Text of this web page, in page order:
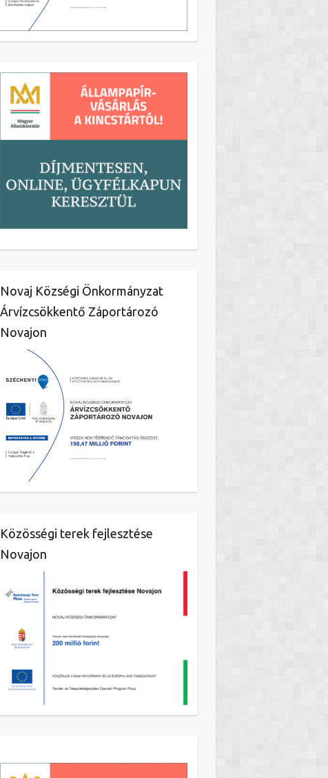
Novaj Községi Önkormányzat
Árvízcsökkentő Záportározó
Novajon
Közösségi terek fejlesztése
Novajon